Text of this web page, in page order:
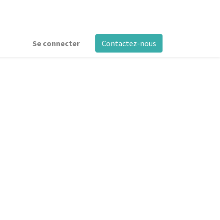
Se connecter Contactez-nous